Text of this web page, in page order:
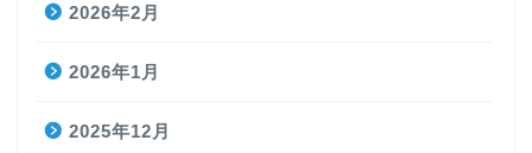
2026年2月
2026年1月
2025年12月